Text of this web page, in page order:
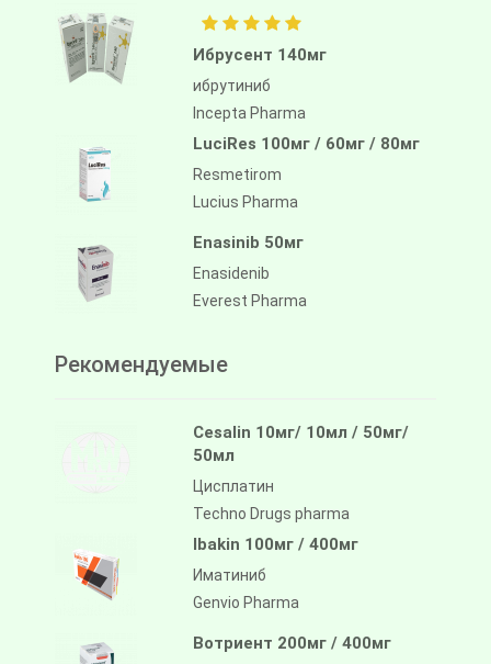
Ибрусент 140мг
ибрутиниб
Incepta Pharma
LuciRes 100мг / 60мг / 80мг
Resmetirom
Lucius Pharma
Enasinib 50мг
Enasidenib
Everest Pharma
Рекомендуемые
Cesalin 10мг/ 10мл / 50мг/
50мл
Цисплатин
Techno Drugs pharma
Ibakin 100мг / 400мг
Иматиниб
Genvio Pharma
Вотриент 200мг / 400мг